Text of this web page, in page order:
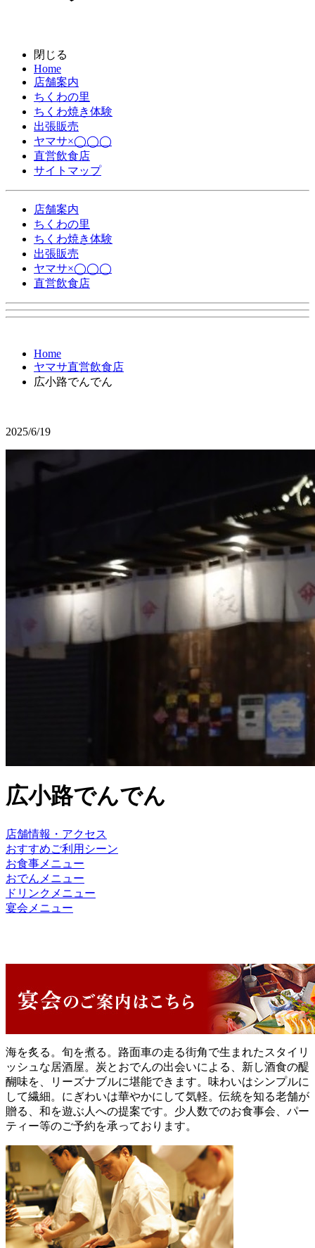
閉じる
Home
店舗案内
ちくわの里
ちくわ焼き体験
出張販売
ヤマサ×◯◯◯
直営飲食店
サイトマップ
店舗案内
ちくわの里
ちくわ焼き体験
出張販売
ヤマサ×◯◯◯
直営飲食店
Home
ヤマサ直営飲食店
広小路でんでん
2025/6/19
広小路でんでん
店舗情報・アクセス
おすすめご利用シーン
お食事メニュー
おでんメニュー
ドリンクメニュー
宴会メニュー
海を炙る。旬を煮る。路面車の走る街角で生まれたスタイリ
ッシュな居酒屋。炭とおでんの出会いによる、新し酒食の醍
醐味を、リーズナブルに堪能できます。味わいはシンプルに
して繊細。にぎわいは華やかにして気軽。伝統を知る老舗が
贈る、和を遊ぶ人への提案です。少人数でのお食事会、パー
ティー等のご予約を承っております。